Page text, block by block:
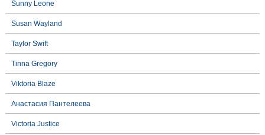
Sunny Leone
Susan Wayland
Taylor Swift
Tinna Gregory
Viktoria Blaze
Анастасия Пантелеева
Victoria Justice